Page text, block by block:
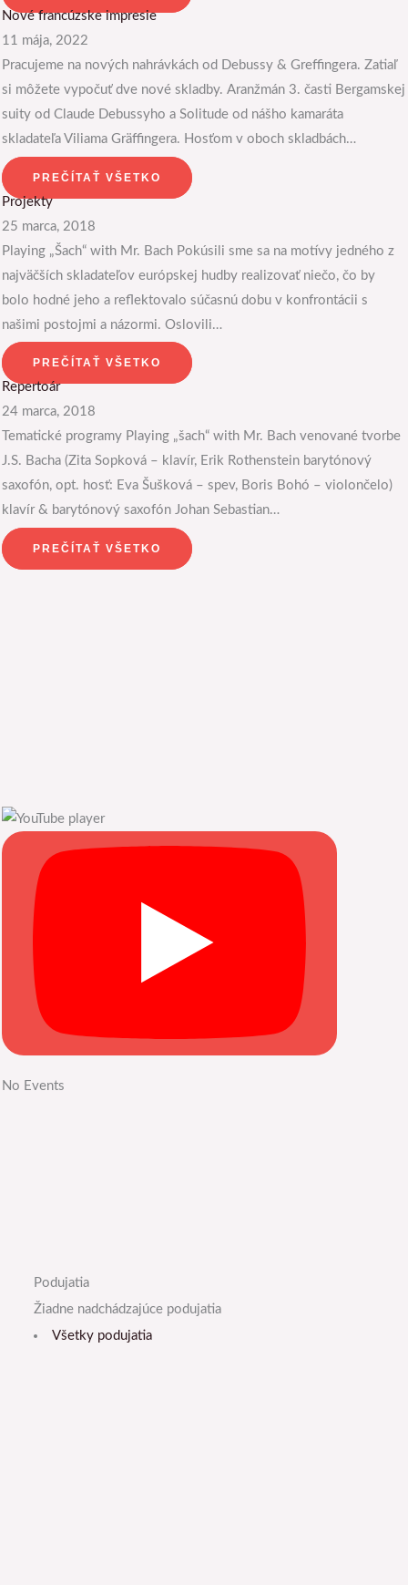
Nové francúzske impresie
11 mája, 2022
Pracujeme na nových nahrávkách od Debussy & Greffingera. Zatiaľ
si môžete vypočuť dve nové skladby. Aranžmán 3. časti Bergamskej
suity od Claude Debussyho a Solitude od nášho kamaráta
skladateľa Viliama Gräffingera. Hosťom v oboch skladbách…
PREČÍTAŤ VŠETKO
Projekty
25 marca, 2018
Playing „Šach“ with Mr. Bach Pokúsili sme sa na motívy jedného z
najväčších skladateľov európskej hudby realizovať niečo, čo by
bolo hodné jeho a reflektovalo súčasnú dobu v konfrontácii s
našimi postojmi a názormi. Oslovili…
PREČÍTAŤ VŠETKO
Repertoár
24 marca, 2018
Tematické programy Playing „šach“ with Mr. Bach venované tvorbe
J.S. Bacha (Zita Sopková – klavír, Erik Rothenstein barytónový
saxofón, opt. hosť: Eva Šušková – spev, Boris Bohó – violončelo)
klavír & barytónový saxofón Johan Sebastian…
PREČÍTAŤ VŠETKO
No Events
Podujatia
Žiadne nadchádzajúce podujatia
Všetky podujatia